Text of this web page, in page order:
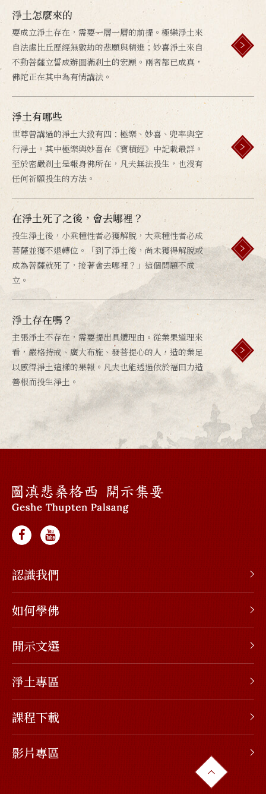
淨土怎麼來的
要成立淨土存在，需要一層一層的前提。極樂淨土來
自法處比丘歷經無數劫的悲願與精進；妙喜淨土來自
不動菩薩立誓成辦圓滿剎土的宏願。兩者都已成真，
佛陀正在其中為有情講法。
淨土有哪些
世尊曾講過的淨土大致有四：極樂、妙喜、兜率與空
行淨土。其中極樂與妙喜在《寶積經》中記載最詳。
至於密嚴剎土是報身佛所在，凡夫無法投生，也沒有
任何祈願投生的方法。
在淨土死了之後，會去哪裡？
投生淨土後，小乘種性者必獲解脫，大乘種性者必成
菩薩並獲不退轉位。「到了淨土後，尚未獲得解脫或
成為菩薩就死了，接著會去哪裡？」這個問題不成
立。
淨土存在嗎？
主張淨土不存在，需要提出具體理由。從業果道理來
看，嚴格持戒、廣大布施、發菩提心的人，造的業足
以感得淨土這樣的果報。凡夫也能透過依於福田力造
善根而投生淨土。
認識我們
如何學佛
開示文選
淨土專區
課程下載
影片專區